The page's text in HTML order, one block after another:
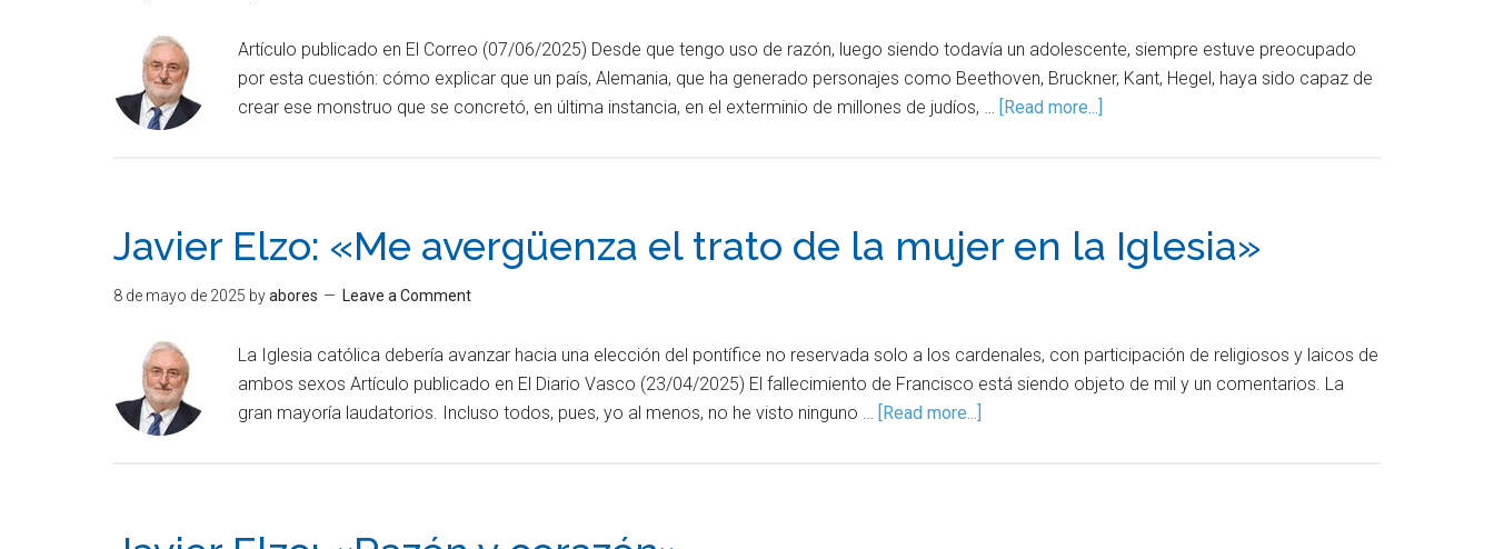
Artículo publicado en El Correo (07/06/2025) Desde que tengo uso de razón, luego siendo todavía un adolescente, siempre estuve preocupado
por esta cuestión: cómo explicar que un país, Alemania, que ha generado personajes como Beethoven, Bruckner, Kant, Hegel, haya sido capaz de
crear ese monstruo que se concretó, en última instancia, en el exterminio de millones de judíos, … [Read more...]
Javier Elzo: «Me avergüenza el trato de la mujer en la Iglesia»
8 de mayo de 2025 byabores Leave a Comment
La Iglesia católica debería avanzar hacia una elección del pontífice no reservada solo a los cardenales, con participación de religiosos y laicos de
ambos sexos Artículo publicado en El Diario Vasco (23/04/2025) El fallecimiento de Francisco está siendo objeto de mil y un comentarios. La
gran mayoría laudatorios. Incluso todos, pues, yo al menos, no he visto ninguno … [Read more...]